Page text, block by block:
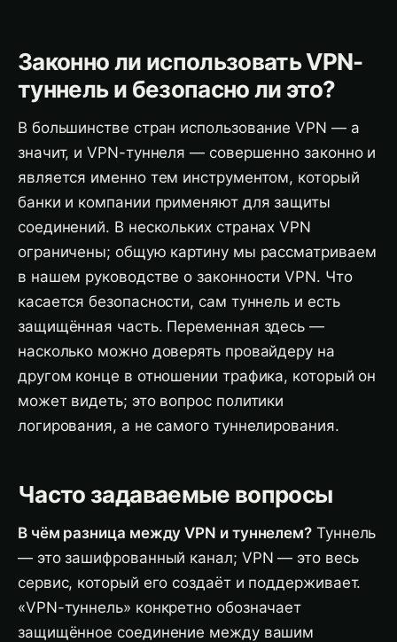
Законно ли использовать VPN-
туннель и безопасно ли это?
В большинстве стран использование VPN — а
значит, и VPN-туннеля — совершенно законно и
является именно тем инструментом, который
банки и компании применяют для защиты
соединений. В нескольких странах VPN
ограничены; общую картину мы рассматриваем
в нашем руководстве о законности VPN. Что
касается безопасности, сам туннель и есть
защищённая часть. Переменная здесь —
насколько можно доверять провайдеру на
другом конце в отношении трафика, который он
может видеть; это вопрос политики
логирования, а не самого туннелирования.
Часто задаваемые вопросы
В чём разница между VPN и туннелем? Туннель
— это зашифрованный канал; VPN — это весь
сервис, который его создаёт и поддерживает.
«VPN-туннель» конкретно обозначает
защищённое соединение между вашим